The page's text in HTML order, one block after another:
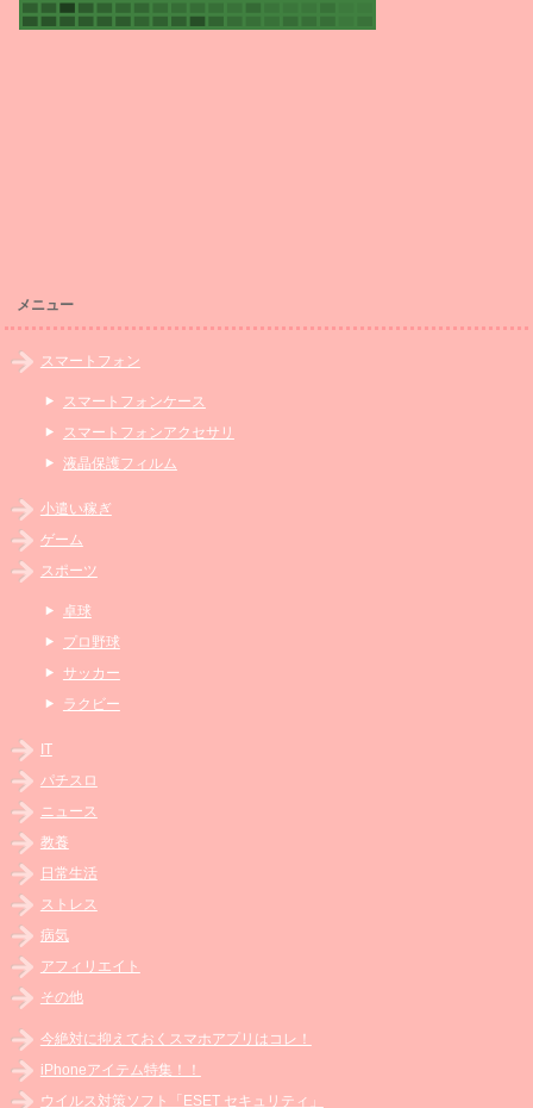
メニュー
スマートフォン
スマートフォンケース
スマートフォンアクセサリ
液晶保護フィルム
小遣い稼ぎ
ゲーム
スポーツ
卓球
プロ野球
サッカー
ラクビー
IT
パチスロ
ニュース
教養
日常生活
ストレス
病気
アフィリエイト
その他
今絶対に抑えておくスマホアプリはコレ！
iPhoneアイテム特集！！
ウイルス対策ソフト「ESET セキュリティ」